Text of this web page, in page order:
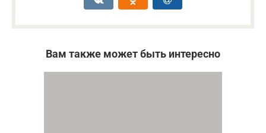
Вам также может быть интересно